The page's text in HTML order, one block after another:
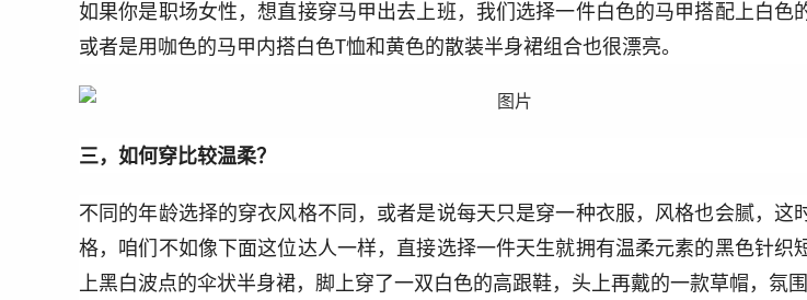
如果你是职场女性，想直接穿马甲出去上班，我们选择一件白色的马甲搭配上白色
或者是用咖色的马甲内搭白色T恤和黄色的散装半身裙组合也很漂亮。
三，如何穿比较温柔？
不同的年龄选择的穿衣风格不同，或者是说每天只是穿一种衣服，风格也会腻，这
格，咱们不如像下面这位达人一样，直接选择一件天生就拥有温柔元素的黑色针织
上黑白波点的伞状半身裙，脚上穿了一双白色的高跟鞋，头上再戴的一款草帽，氛围